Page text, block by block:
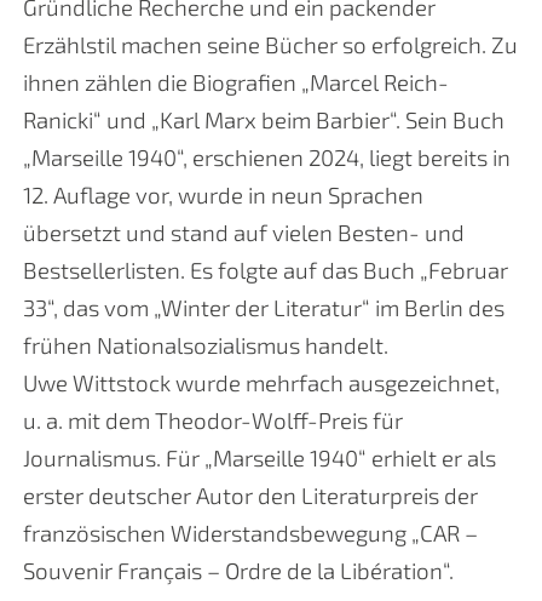
Gründliche Recherche und ein packender
Erzählstil machen seine Bücher so erfolgreich. Zu
ihnen zählen die Biografien „Marcel Reich-
Ranicki“ und „Karl Marx beim Barbier“. Sein Buch
„Marseille 1940“, erschienen 2024, liegt bereits in
12. Auflage vor, wurde in neun Sprachen
übersetzt und stand auf vielen Besten- und
Bestsellerlisten. Es folgte auf das Buch „Februar
33“, das vom „Winter der Literatur“ im Berlin des
frühen Nationalsozialismus handelt.
Uwe Wittstock wurde mehrfach ausgezeichnet,
u. a. mit dem Theodor-Wolff-Preis für
Journalismus. Für „Marseille 1940“ erhielt er als
erster deutscher Autor den Literaturpreis der
französischen Widerstandsbewegung „CAR –
Souvenir Français – Ordre de la Libération“.